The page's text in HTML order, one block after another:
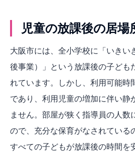
児童の放課後の居場
大阪市には、全小学校に「いきい
後事業）」という放課後の子ども
れています。しかし、利用可能時
であり、利用児童の増加に伴い静
ません。部屋が狭く指導員の人数
ので、充分な保育がなされている
すべての子どもが放課後の時間を